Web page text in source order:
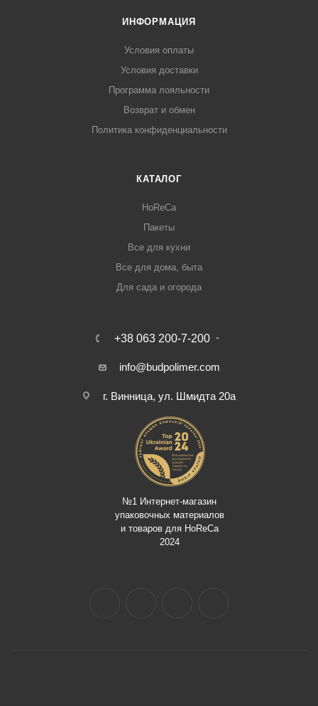
ИНФОРМАЦИЯ
Условия оплаты
Условия доставки
Программа лояльности
Возврат и обмен
Политика конфиденциальности
КАТАЛОГ
HoReCa
Пакеты
Все для кухни
Все для дома, быта
Для сада и огорода
+38 063 200-7-200
info@budpolimer.com
г. Винница, ул. Шмидта 20а
№1 Интернет-магазин
упаковочных материалов
и товаров для HoReCa
2024